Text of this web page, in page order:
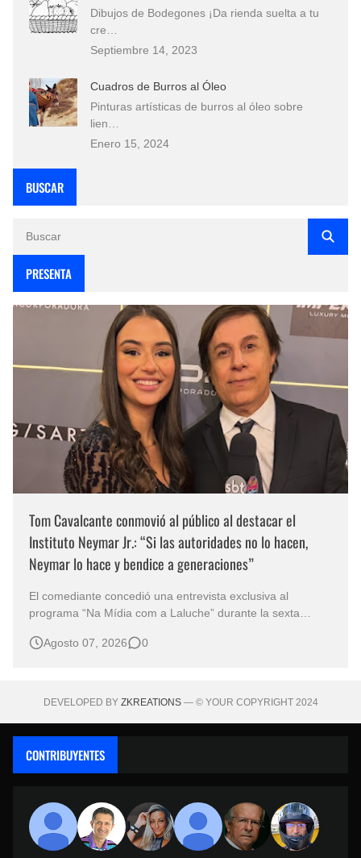
Dibujos de Bodegones ¡Da rienda suelta a tu
cre…
Septiembre 14, 2023
Cuadros de Burros al Óleo
Pinturas artísticas de burros al óleo sobre
lien…
Enero 15, 2024
BUSCAR
PRESENTA
Tom Cavalcante conmovió al público al destacar el
Instituto Neymar Jr.: “Si las autoridades no lo hacen,
Neymar lo hace y bendice a generaciones”
El comediante concedió una entrevista exclusiva al
programa “Na Mídia com a Laluche” durante la sexta
eventos benéficos más importantes de Brasil. En medio del
Agosto 07, 2026 0
DEVELOPED BY ZKREATIONS— © YOUR COPYRIGHT 2024
CONTRIBUYENTES